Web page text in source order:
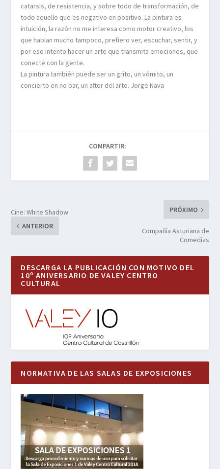
catarsis, de resistencia, y sobre todo de transformación, de
todo aquello que es negativo en positivo. La pintura es
intuición, la razón no me interesa como motor creativo, los
que hablan mucho tampoco, prefiero ver, escuchar, sentir, y
por eso intento hacer un arte que transmita emociones, que
conecte con la gente.
La pintura también puede ser un grito, un vómito, un
concierto en no bar, un after del arte. Jorge Nava
COMPARTIR:
Cine: White Shadow
ANTERIOR
PRÓXIMO
Compañía Asturiana de
Comedias
DESCARGA LA PUBLICACIÓN CON MOTIVO DEL
10º ANIVERSARIO DE VALEY CENTRO
CULTURAL
NORMATIVA DE LAS SALAS DE EXPOSICIONES